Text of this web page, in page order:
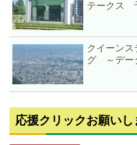
テークス
クイーン
グ ～デー
応援クリックお願いし